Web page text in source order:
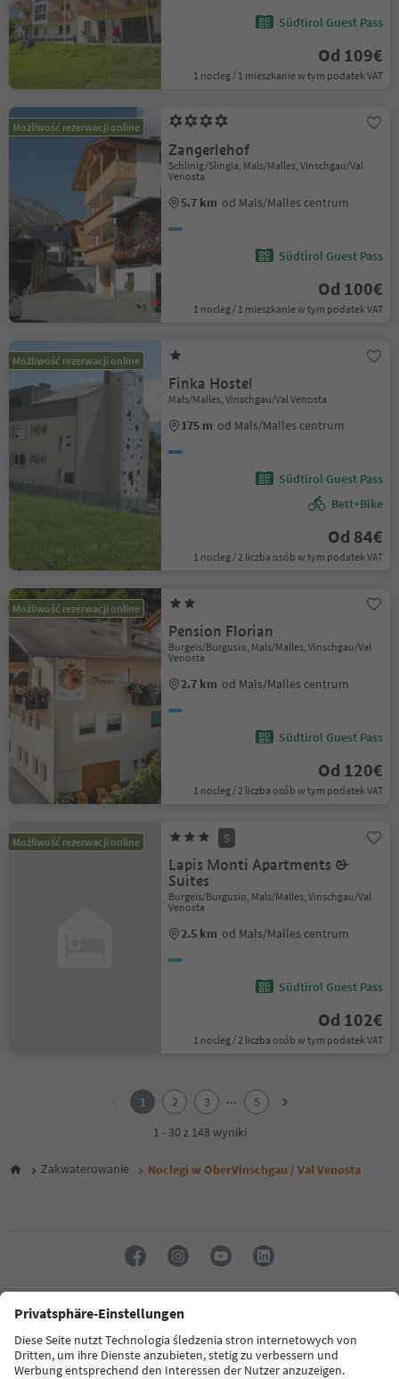
Südtirol Guest Pass
Od 109€
1 nocleg / 1 mieszkanie w tym podatek VAT
Możliwość rezerwacji online
Zangerlehof
Schlinig/Slingia, Mals/Malles, Vinschgau/Val
Venosta
5.7 km od Mals/Malles centrum
Südtirol Guest Pass
Od 100€
1 nocleg / 1 mieszkanie w tym podatek VAT
Możliwość rezerwacji online
Finka Hostel
Mals/Malles, Vinschgau/Val Venosta
175 m od Mals/Malles centrum
Südtirol Guest Pass
Bett+Bike
Od 84€
1 nocleg / 2 liczba osób w tym podatek VAT
Możliwość rezerwacji online
Pension Florian
Burgeis/Burgusio, Mals/Malles, Vinschgau/Val
Venosta
2.7 km od Mals/Malles centrum
Südtirol Guest Pass
Od 120€
1 nocleg / 2 liczba osób w tym podatek VAT
Możliwość rezerwacji online S
Lapis Monti Apartments &
Suites
Burgeis/Burgusio, Mals/Malles, Vinschgau/Val
Venosta
2.5 km od Mals/Malles centrum
Südtirol Guest Pass
Od 102€
1 nocleg / 2 liczba osób w tym podatek VAT
1 2 3 ...
5
1 - 30 z 148 wyniki
Zakwaterowanie Noclegi w OberVinschgau / Val Venosta
Język: Polski
FAQ Dane kontaktowe Naciśnij MICE Polityka prywatności